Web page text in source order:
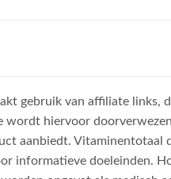
gebruik van affiliate links,
wordt hiervoor
aanbiedt. Vitaminentotaal
informatieve doeleinden.